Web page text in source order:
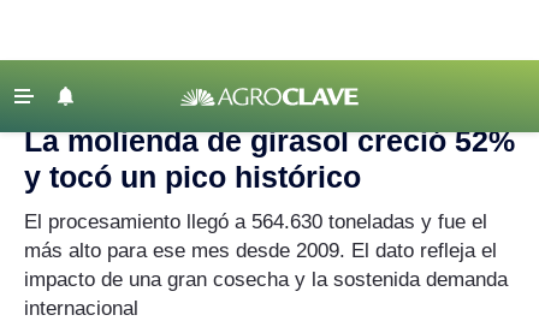
Agricultura
Lechería
Tecnología
‹ VOLVER
Agroclave Agricultura | girasol
La molienda de girasol creció 52%
y tocó un pico histórico
El procesamiento llegó a 564.630 toneladas y fue el
más alto para ese mes desde 2009. El dato refleja el
impacto de una gran cosecha y la sostenida demanda
internacional